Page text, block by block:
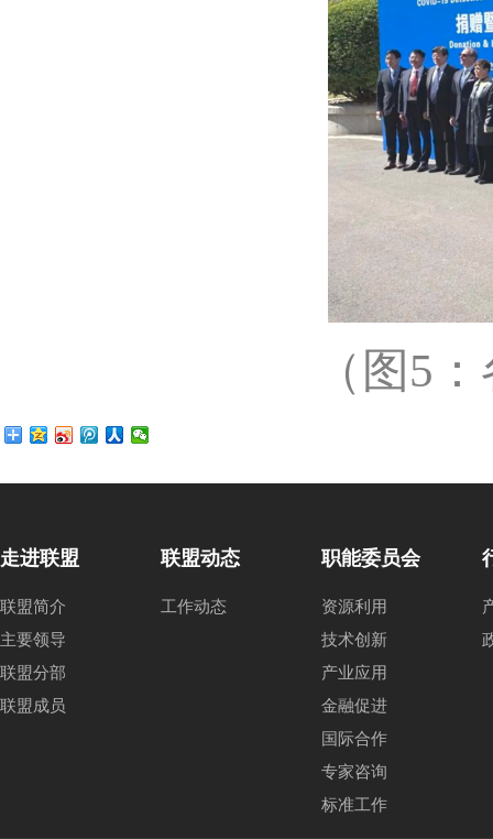
（图5
走进联盟
联盟简介
主要领导
联盟分部
联盟成员
联盟动态
工作动态
职能委员会
资源利用
技术创新
产业应用
金融促进
国际合作
专家咨询
标准工作